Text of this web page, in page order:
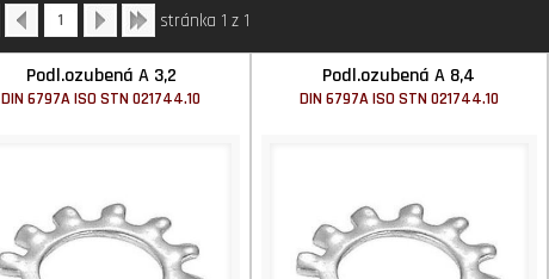
1 stránka 1 z 1
Podl.ozubená A 3,2
DIN 6797A ISO STN 021744.10
Podl.ozubená A 8,4
DIN 6797A ISO STN 021744.10